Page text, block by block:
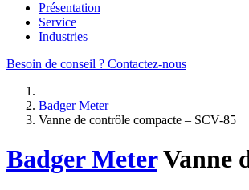
Présentation
Service
Industries
Besoin de conseil ? Contactez-nous
Badger Meter
Vanne de contrôle compacte – SCV-85
Badger MeterVanne